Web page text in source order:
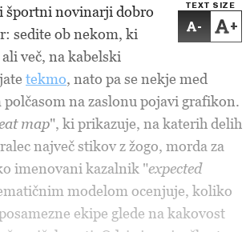
TEXT SIZE
- +
športni novinarji dobro
sedite ob nekom, ki
več, na kabelski
tekmo, nato pa se nekje med
na zaslonu pojavi grafikon.
map", ki prikazuje, na katerih delih
največ stikov z žogo, morda za
imenovani kazalnik "expected
modelom ocenjuje, koliko
ekipe glede na kakovost